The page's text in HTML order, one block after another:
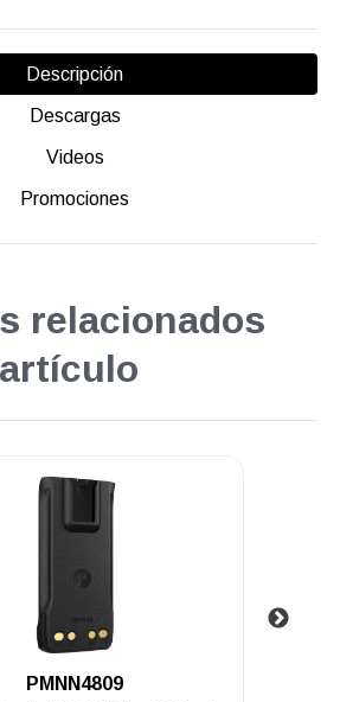
Descripción
Descargas
Videos
Promociones
relacionados
.
PMNN4809